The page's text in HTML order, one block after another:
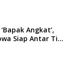
Angkat’,
Siap Antar Tim